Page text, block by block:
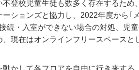
登校児童生徒も数多く存在するため
ションズと協力し、2022年度から｢
続・入室ができない場合の対処、児
現在はオンラインフリースペースと